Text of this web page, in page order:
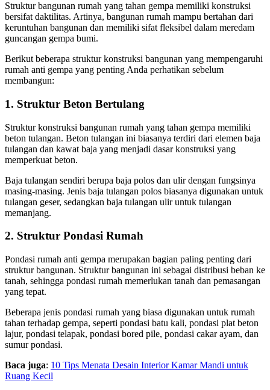
Struktur bangunan rumah yang tahan gempa memiliki konstruksi
bersifat daktilitas. Artinya, bangunan rumah mampu bertahan dari
keruntuhan bangunan dan memiliki sifat fleksibel dalam meredam
guncangan gempa bumi.
Berikut beberapa struktur konstruksi bangunan yang mempengaruhi
rumah anti gempa yang penting Anda perhatikan sebelum
membangun:
1. Struktur Beton Bertulang
Struktur konstruksi bangunan rumah yang tahan gempa memiliki
beton tulangan. Beton tulangan ini biasanya terdiri dari elemen baja
tulangan dan kawat baja yang menjadi dasar konstruksi yang
memperkuat beton.
Baja tulangan sendiri berupa baja polos dan ulir dengan fungsinya
masing-masing. Jenis baja tulangan polos biasanya digunakan untuk
tulangan geser, sedangkan baja tulangan ulir untuk tulangan
memanjang.
2. Struktur Pondasi Rumah
Pondasi rumah anti gempa merupakan bagian paling penting dari
struktur bangunan. Struktur bangunan ini sebagai distribusi beban ke
tanah, sehingga pondasi rumah memerlukan tanah dan pemasangan
yang tepat.
Beberapa jenis pondasi rumah yang biasa digunakan untuk rumah
tahan terhadap gempa, seperti pondasi batu kali, pondasi plat beton
lajur, pondasi telapak, pondasi bored pile, pondasi cakar ayam, dan
sumur pondasi.
Baca juga: 10 Tips Menata Desain Interior Kamar Mandi untuk
Ruang Kecil